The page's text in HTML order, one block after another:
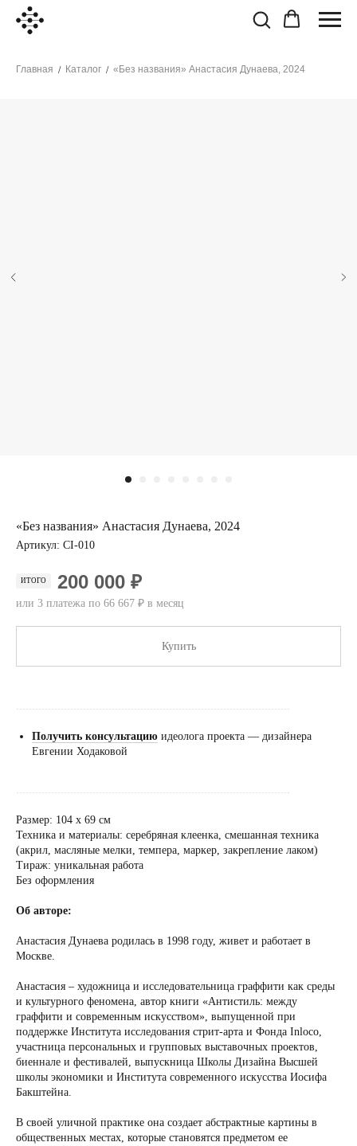
Главная / Каталог / «Без названия» Анастасия Дунаева, 2024
«Без названия» Анастасия Дунаева, 2024
Артикул: CI-010
ИТОГО 200 000 ₽
или 3 платежа по 66 667 ₽ в месяц
Купить
......................................................................................
Получить консультацию идеолога проекта — дизайнера
Евгении Ходаковой
......................................................................................
Размер: 104 х 69 см
Техника и материалы: серебряная клеенка, смешанная техника
(акрил, масляные мелки, темпера, маркер, закрепление лаком)
Тираж: уникальная работа
Без оформления
Об авторе:
Анастасия Дунаева родилась в 1998 году, живет и работает в
Москве.
Анастасия – художница и исследовательница граффити как среды
и культурного феномена, автор книги «Антистиль: между
граффити и современным искусством», выпущенной при
поддержке Института исследования стрит-арта и Фонда Inloco,
участница персональных и групповых выставочных проектов,
биеннале и фестивалей, выпускница Школы Дизайна Высшей
школы экономики и Института современного искусства Иосифа
Бакштейна.
В своей уличной практике она создает абстрактные картины в
общественных местах, которые становятся предметом ее